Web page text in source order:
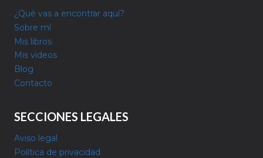
¿Qué vas a encontrar aquí?
Sobre mí
Mis libros
Mis videos
Blog
Contacto
SECCIONES LEGALES
Aviso legal
Política de privacidad